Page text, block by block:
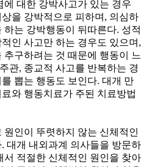
대한 강박사고가 있는 경우
을 강박적으로 피하며, 의심하
는 강박행동이 뒤따른다. 성적
인 사고만 하는 경우도 있으며,
구하려는 것 때문에 행동이 느
관, 종교적 사고를 반복하는 경
뽑는 행동도 보인다. 대개 만
와 행동치료가 주된 치료방법
인이 뚜렷하지 않는 신체적인
대개 내외과계 의사들을 방문하
적절한 신체적인 원인을 찾아